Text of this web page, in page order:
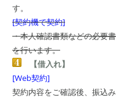
す。
[契約機で契約]
・本人確認書類などの必要
を行います。
【借入れ】
[Web契約]
契約内容をご確認後、振込